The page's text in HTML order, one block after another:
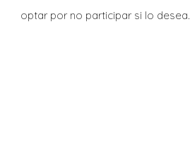
optar por no participar si lo desea.